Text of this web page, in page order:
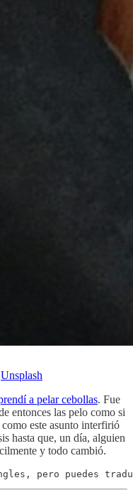
Unsplash
a pelar cebollas. Fue
entonces las pelo como si
como este asunto interfirió
hasta que, un día, alguien
y todo cambió.
pero puedes